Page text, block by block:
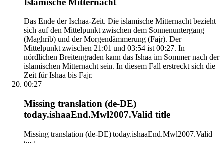
Das Ende der Ischaa-Zeit. Die islamische Mitternacht bezieht
sich auf den Mittelpunkt zwischen dem Sonnenuntergang
(Maghrib) und der Morgendämmerung (Fajr). Der
Mittelpunkt zwischen 21:01 und 03:54 ist 00:27. In
nördlichen Breitengraden kann das Ishaa im Sommer nach der
islamischen Mitternacht sein. In diesem Fall erstreckt sich die
Zeit für Ishaa bis Fajr.
00:27
Missing translation (de-DE)
today.ishaaEnd.Mwl2007.Valid title
Missing translation (de-DE) today.ishaaEnd.Mwl2007.Valid